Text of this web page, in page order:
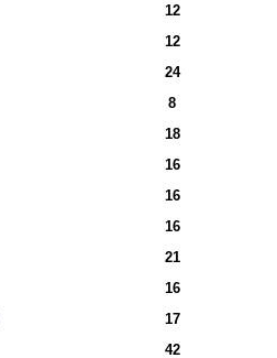
12
12
24
8
18
16
16
16
21
16
17
42